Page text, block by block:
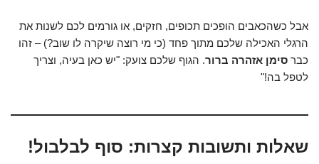
אבל כשהכאבים הופכים תכופים, חזקים, או גורמים לכם לשנות את
הרגלי האכילה שלכם מתוך פחד (כי מי רוצה שיקרה לו שוב?) – זהו
כבר סימן אזהרה ברור. הגוף שלכם צועק: "יש כאן בעיה, וצריך
לטפל בה!"
שאלות ותשובות קצרות: סוף לבלבול!